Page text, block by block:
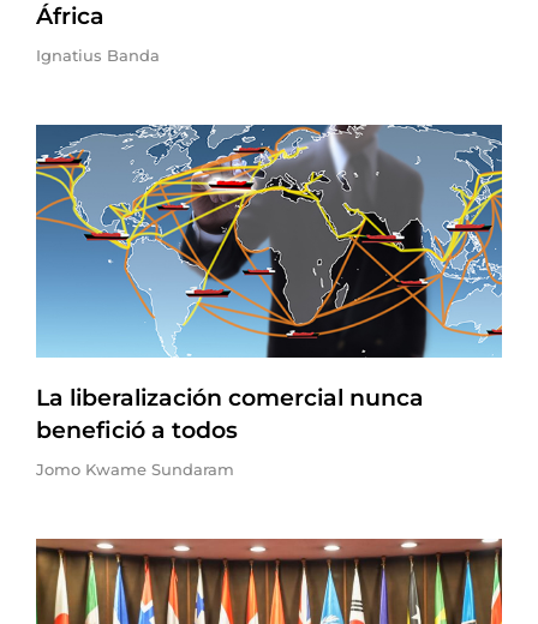
África
Ignatius Banda
La liberalización comercial nunca
benefició a todos
Jomo Kwame Sundaram